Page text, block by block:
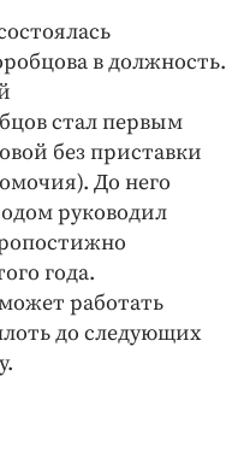
в должность.
стал первым
без приставки
До него
руководил
года.
работать
до следующих